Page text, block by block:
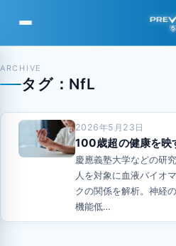
ARCHIVE
タグ：NfL
2026年5月23日
100歳超の健康を映
慶應義塾大学などの研
人を対象に血液バイオ
クの関係を解析。神経
機能低…